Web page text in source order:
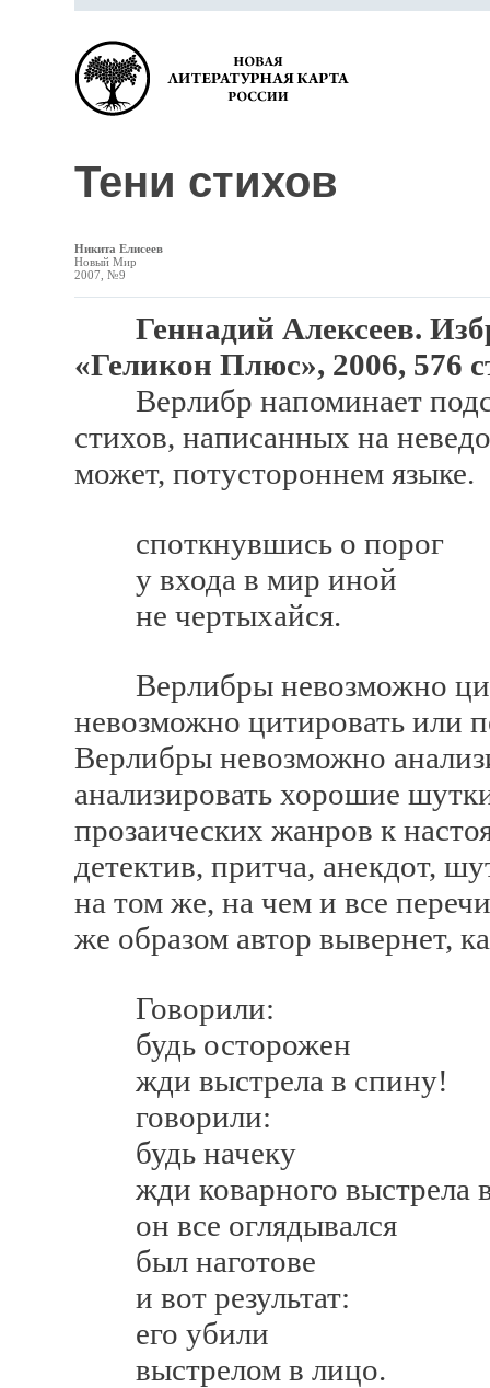
Тени стихов
Никита Елисеев
Новый Мир
2007, №9
Геннадий Алексеев.
«Геликон Плюс», 2006, 576
Верлибр напоминает
стихов, написанных на
может, потустороннем языке.
споткнувшись о порог
у входа в мир иной
не чертыхайся.
Верлибры невозможно
невозможно цитировать или
Верлибры невозможно
анализировать хорошие
прозаических жанров к
детектив, притча, анекдот,
на том же, на чем и все
же образом автор вывернет,
Говорили:
будь осторожен
жди выстрела в спину!
говорили:
будь начеку
жди коварного выстрела
он все оглядывался
был наготове
и вот результат:
его убили
выстрелом в лицо.